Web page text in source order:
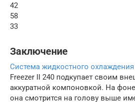
42
58
33
Заключение
Система жидкостного
Freezer II 240 подкупает своим
аккуратной компоновкой. На
она смотрится на голову выше